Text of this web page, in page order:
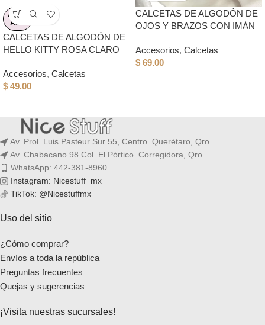
AGOT
ADO
CALCETAS DE ALGODÓN DE
HELLO KITTY ROSA CLARO
Accesorios, Calcetas
$ 49.00
CALCETAS DE ALGODÓN DE
OJOS Y BRAZOS CON IMÁN
Accesorios, Calcetas
$ 69.00
Av. Prol. Luis Pasteur Sur 55, Centro. Querétaro, Qro.
Av. Chabacano 98 Col. El Pórtico. Corregidora, Qro.
WhatsApp: 442-381-8960
Instagram: Nicestuff_mx
TikTok: @Nicestuffmx
Uso del sitio
¿Cómo comprar?
Envíos a toda la república
Preguntas frecuentes
Quejas y sugerencias
¡Visita nuestras sucursales!